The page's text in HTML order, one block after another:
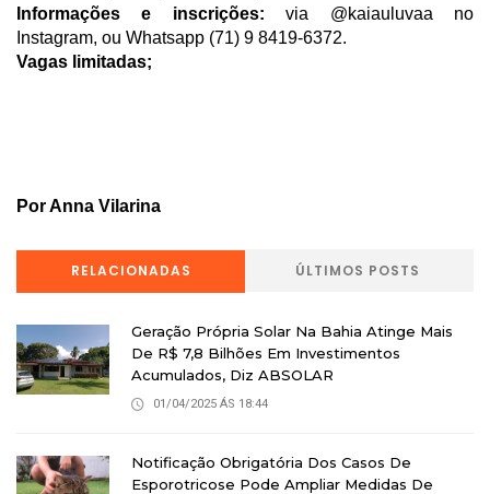
Informações e inscrições: via @kaiauluvaa no
Instagram, ou Whatsapp (71) 9 8419-6372.
Vagas limitadas;
Por Anna Vilarina
RELACIONADAS ÚLTIMOS POSTS
Geração Própria Solar Na Bahia Atinge Mais
De R$ 7,8 Bilhões Em Investimentos
Acumulados, Diz ABSOLAR
01/04/2025 ÁS 18:44
Notificação Obrigatória Dos Casos De
Esporotricose Pode Ampliar Medidas De